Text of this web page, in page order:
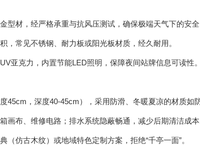
材，经严格承重与抗风压测试，确保极端天气下的安全
常见不锈钢、耐力板或阳光板材质，经久耐用。
克力，内置节能LED照明，保障夜间站牌信息可读性。
，深度40-45cm），采用防滑、冬暖夏凉的材质如防
布、维修电路；排水系统隐蔽畅通，减少后期清洁成本
仿古木纹）或地域特色定制方案，拒绝“千亭一面”。